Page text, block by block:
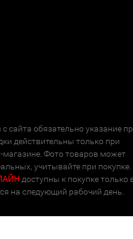
сайта обязательно указание
действительны только при
магазине. Фото товаров может
учитывайте при покупке.
доступны к покупке только
на следующий рабочий день.